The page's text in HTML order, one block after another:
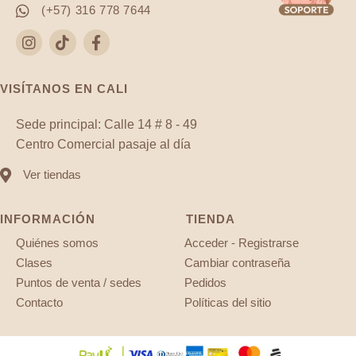
(+57) 316 778 7644
VISÍTANOS EN CALI
Sede principal: Calle 14 # 8 - 49
Centro Comercial pasaje al día
Ver tiendas
INFORMACIÓN
Quiénes somos
Clases
Puntos de venta / sedes
Contacto
TIENDA
Acceder - Registrarse
Cambiar contraseña
Pedidos
Políticas del sitio